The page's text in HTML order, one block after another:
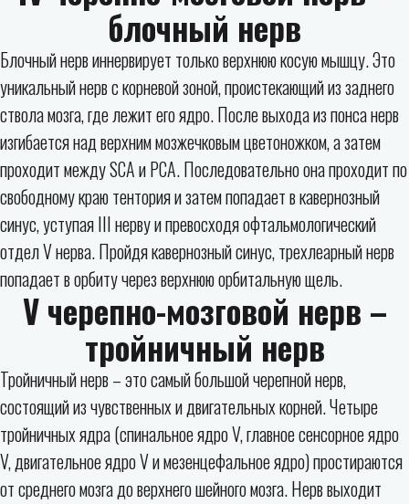
блочный нерв
Блочный нерв иннервирует только верхнюю косую мышцу. Это
уникальный нерв с корневой зоной, проистекающий из заднего
ствола мозга, где лежит его ядро. После выхода из понса нерв
изгибается над верхним мозжечковым цветоножком, а затем
проходит между SCA и PCA. Последовательно она проходит по
свободному краю тентория и затем попадает в кавернозный
синус, уступая III нерву и превосходя офтальмологический
отдел V нерва. Пройдя кавернозный синус, трехлеарный нерв
попадает в орбиту через верхнюю орбитальную щель.
V черепно-мозговой нерв –
тройничный нерв
Тройничный нерв – это самый большой черепной нерв,
состоящий из чувственных и двигательных корней. Четыре
тройничных ядра (спинальное ядро ​​V, главное сенсорное ядро ​​
V, двигательное ядро ​​V и мезенцефальное ядро) простираются
от среднего мозга до верхнего шейного мозга. Нерв выходит